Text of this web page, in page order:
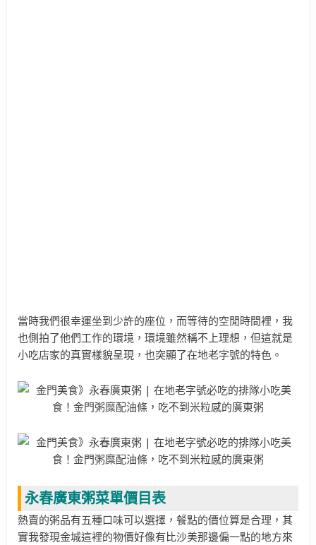
當時我們很幸運坐到少許的座位，而等待的空閒時間裡，我
也側拍了他們工作的環境，環境雖然稱不上理想，但這就是
小吃店家的真實樣貌呈現，也突顯了在地老字號的特色。
永春廣東粥菜單價目表
熱賣的粥品有五種口味可以選擇，餐點的價位算是合理，其
實我發現金城這裡的物價好像有比沙美那邊偏一點的地方來